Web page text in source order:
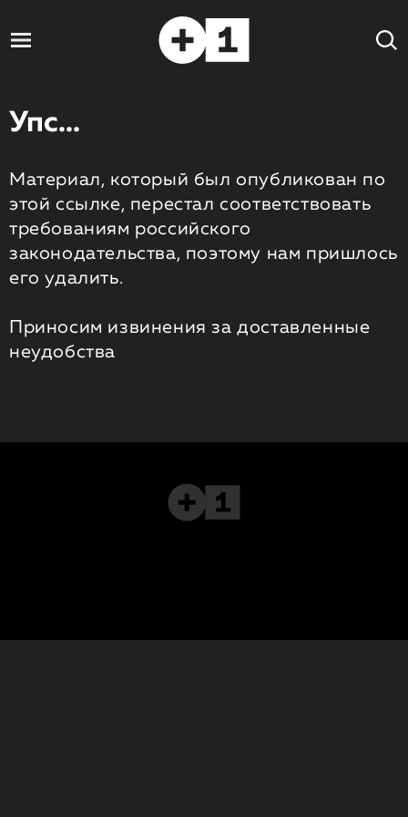
Упс...
Материал, который был опубликован по
этой ссылке, перестал соответствовать
требованиям российского
законодательства, поэтому нам пришлось
его удалить.
Приносим извинения за доставленные
неудобства